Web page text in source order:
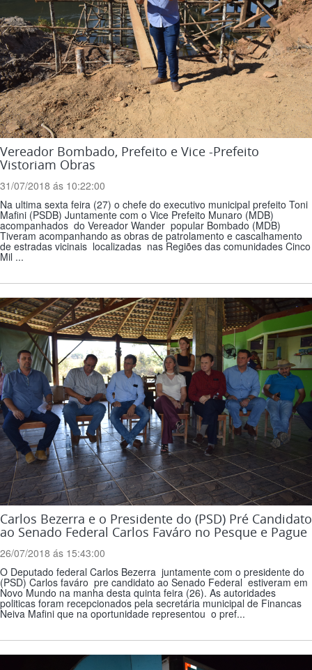
Vereador Bombado, Prefeito e Vice -Prefeito
Vistoriam Obras
31/07/2018 ás 10:22:00
Na ultima sexta feira (27) o chefe do executivo municipal prefeito Toni
Mafini (PSDB) Juntamente com o Vice Prefeito Munaro (MDB)
acompanhados do Vereador Wander popular Bombado (MDB)
Tiveram acompanhando as obras de patrolamento e cascalhamento
de estradas vicinais localizadas nas Regiões das comunidades Cinco
Mil ...
Carlos Bezerra e o Presidente do (PSD) Pré Candidato
ao Senado Federal Carlos Faváro no Pesque e Pague
26/07/2018 ás 15:43:00
O Deputado federal Carlos Bezerra juntamente com o presidente do
(PSD) Carlos faváro pre candidato ao Senado Federal estiveram em
Novo Mundo na manha desta quinta feira (26). As autoridades
politicas foram recepcionados pela secretária municipal de Financas
Neiva Mafini que na oportunidade representou o pref...